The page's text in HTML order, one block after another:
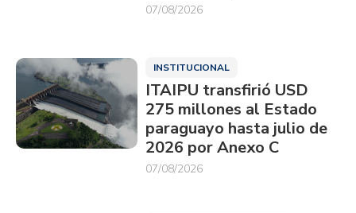
07/08/2026
INSTITUCIONAL
ITAIPU transfirió USD
275 millones al Estado
paraguayo hasta julio de
2026 por Anexo C
07/08/2026